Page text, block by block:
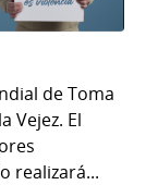
de Toma
Vejez. El
realizará...